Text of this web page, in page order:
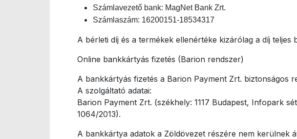
Számlavezető bank: MagNet Bank Zrt.
Számlaszám: 16200151-18534317
A bérleti díj és a termékek ellenértéke kizárólag a díj
Online bankkártyás fizetés (Barion rendszer)
A bankkártyás fizetés a Barion Payment Zrt. biztonságos
A szolgáltató adatai:
Barion Payment Zrt. (székhely: 1117 Budapest, Infopark
1064/2013).
A bankkártya adatok a Zöldövezet részére nem kerülnek